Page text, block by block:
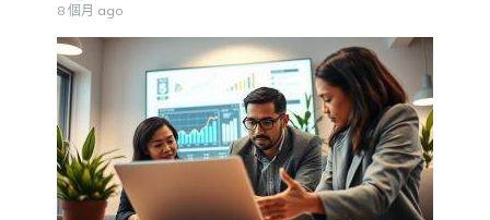
8 個月 ago